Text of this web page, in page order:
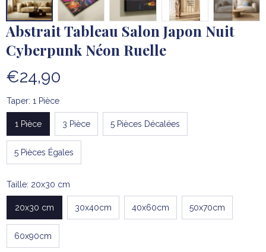
Abstrait Tableau Salon Japon Nuit
Cyberpunk Néon Ruelle
€24,90
Taper: 1 Pièce
1 Pièce 3 Pièce 5 Pièces Décalées
5 Pièces Égales
Taille: 20x30 cm
20x30 cm 30x40cm 40x60cm 50x70cm
60x90cm